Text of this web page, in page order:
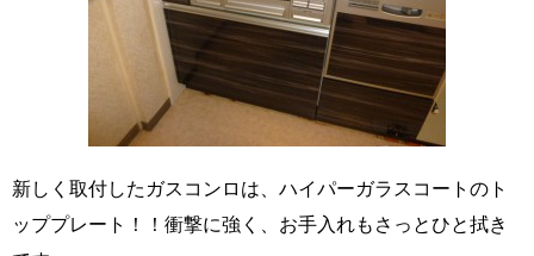
新しく取付したガスコンロは、ハイパーガラスコートのト
ッププレート！！衝撃に強く、お手入れもさっとひと拭き